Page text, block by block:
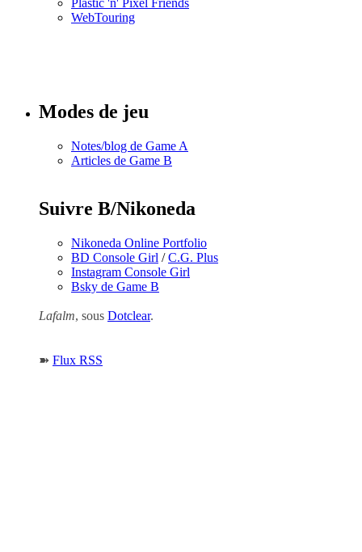
WebTouring
Modes de jeu
Notes/blog de Game A
Articles de Game B
Suivre B/Nikoneda
Nikoneda Online Portfolio
BD Console Girl /C.G. Plus
Instagram Console Girl
Bsky de Game B
Lafalm, sous Dotclear.
➽ Flux RSS